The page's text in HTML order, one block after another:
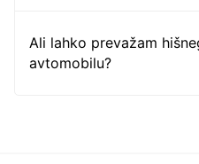
Ali lahko prevažam
avtomobilu?